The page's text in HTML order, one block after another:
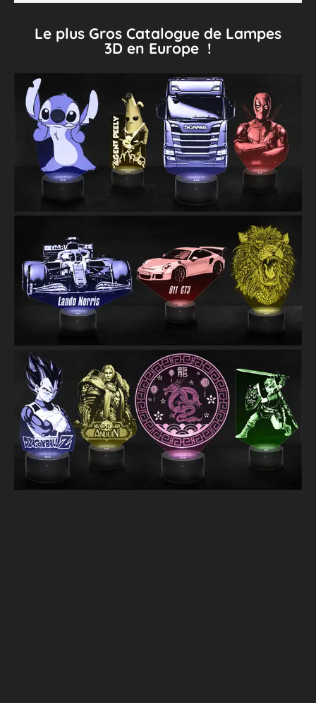
Le plus Gros Catalogue de Lampes
3D en Europe !